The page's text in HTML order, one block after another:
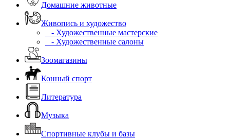
Домашние животные
Живопись и художество
- Художественные мастерские
- Художественные салоны
Зоомагазины
Конный спорт
Литература
Музыка
Спортивные клубы и базы